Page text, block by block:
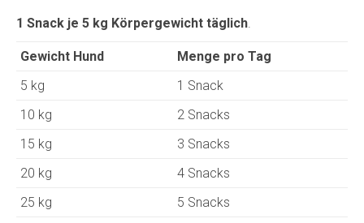
1 Snack je 5 kg Körpergewicht täglich.
Gewicht Hund
Menge pro Tag
5 kg
1 Snack
10 kg
2 Snacks
15 kg
3 Snacks
20 kg
4 Snacks
25 kg
5 Snacks